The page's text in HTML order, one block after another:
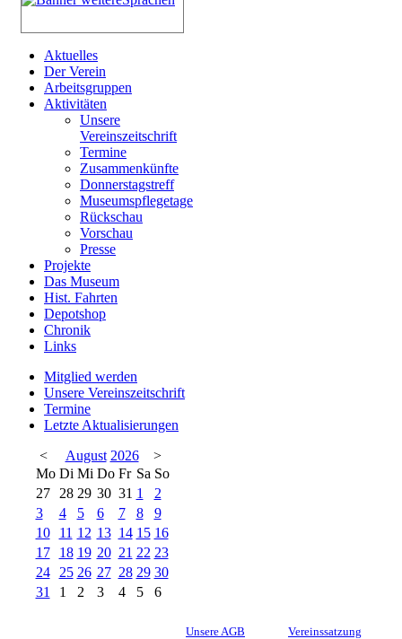
Aktuelles
Der Verein
Arbeitsgruppen
Aktivitäten
Unsere
Vereinszeitschrift
Termine
Zusammenkünfte
Donnerstagstreff
Museumspflegetage
Rückschau
Vorschau
Presse
Projekte
Das Museum
Hist. Fahrten
Depotshop
Chronik
Links
Mitglied werden
Unsere Vereinszeitschrift
Termine
Letzte Aktualisierungen
<
August 2026
>
Mo Di Mi Do Fr Sa So
27
28 29 30 31 1
2
3
4 5 6 7 8
9
10
11 12 13 14 15 16
17
18 19 20 21 22 23
24
25 26 27 28 29 30
31
1 2 3 4 5 6
Unsere AGB Vereinssatzung